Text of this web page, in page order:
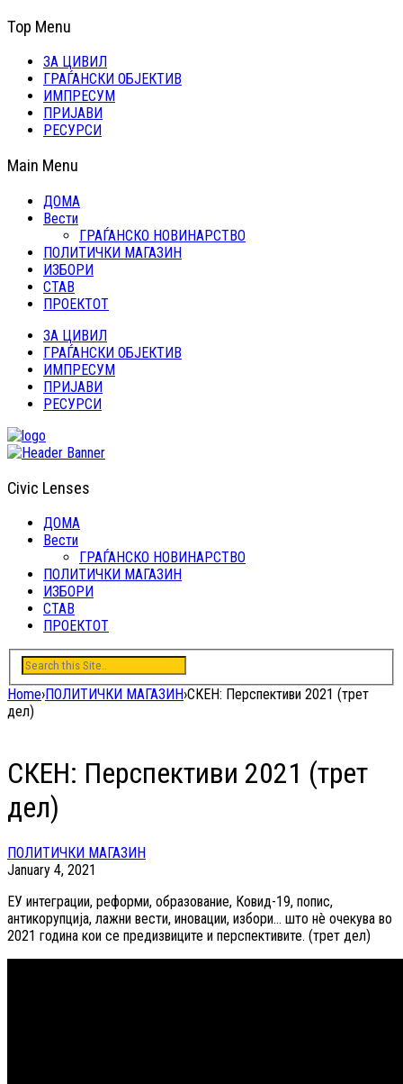
Top Menu
ЗА ЦИВИЛ
ГРАЃАНСКИ ОБЈЕКТИВ
ИМПРЕСУМ
ПРИЈАВИ
РЕСУРСИ
Main Menu
ДОМА
Вести
ГРАЃАНСКО НОВИНАРСТВО
ПОЛИТИЧКИ МАГАЗИН
ИЗБОРИ
СТАВ
ПРОЕКТОТ
ЗА ЦИВИЛ
ГРАЃАНСКИ ОБЈЕКТИВ
ИМПРЕСУМ
ПРИЈАВИ
РЕСУРСИ
Civic Lenses
ДОМА
Вести
ГРАЃАНСКО НОВИНАРСТВО
ПОЛИТИЧКИ МАГАЗИН
ИЗБОРИ
СТАВ
ПРОЕКТОТ
Home›ПОЛИТИЧКИ МАГАЗИН›СКЕН: Перспективи 2021 (трет
дел)
СКЕН: Перспективи 2021 (трет
дел)
ПОЛИТИЧКИ МАГАЗИН
January 4, 2021
ЕУ интеграции, реформи, образование, Ковид-19, попис,
антикорупција, лажни вести, иновации, избори… што нè очекува во
2021 година кои се предизвиците и перспективите. (трет дел)